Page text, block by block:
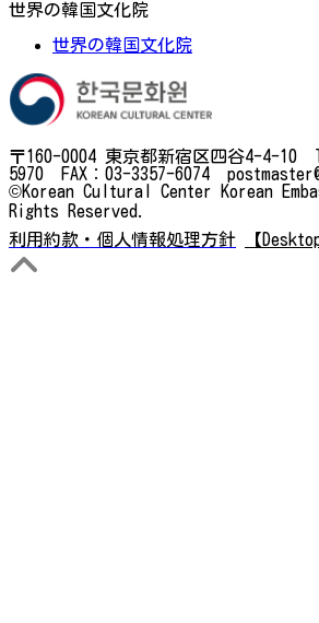
世界の韓国文化院
世界の韓国文化院
〒160-0004 東京都新宿区四谷4-4-10
5970 FAX：03-3357-6074
©Korean Cultural Center Korean
Rights Reserved.
利用約款・個人情報処理方針
【